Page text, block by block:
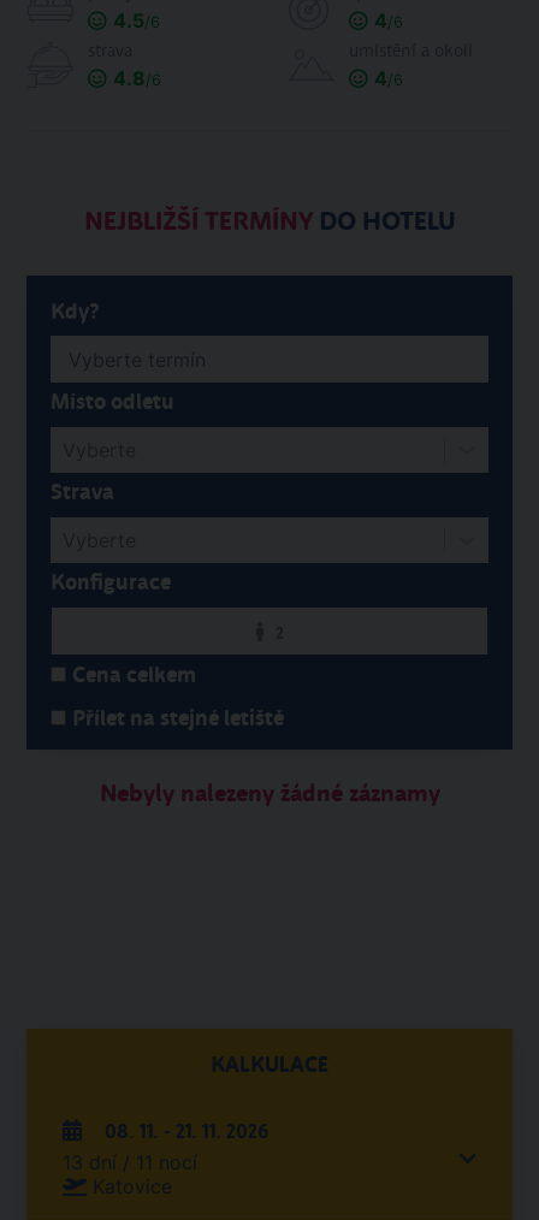
4.5/6 4/6
4.8/6 4/6
NEJBLIŽŠÍ TERMÍNYDO HOTELU
Kdy?
Místo odletu
Strava
Konfigurace
Cena celkem
Přílet na stejné letiště
Nebyly nalezeny žádné záznamy
KALKULACE
08. 11. - 21. 11. 2026
13 dní / 11 nocí
Katovice